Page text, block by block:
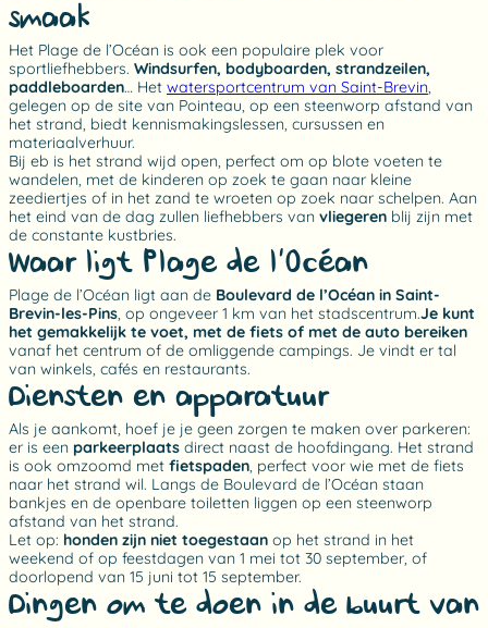
smaak
Het Plage de l’Océan is ook een populaire plek voor
sportliefhebbers. Windsurfen, bodyboarden, strandzeilen,
paddleboarden… Het watersportcentrum van Saint-Brevin,
gelegen op de site van Pointeau, op een steenworp afstand van
het strand, biedt kennismakingslessen, cursussen en
materiaalverhuur.
Bij eb is het strand wijd open, perfect om op blote voeten te
wandelen, met de kinderen op zoek te gaan naar kleine
zeediertjes of in het zand te wroeten op zoek naar schelpen. Aan
het eind van de dag zullen liefhebbers van vliegeren blij zijn met
de constante kustbries.
Waar ligt Plage de l’Océan?
Plage de l’Océan ligt aan de Boulevard de l’Océan in Saint-
Brevin-les-Pins, op ongeveer 1 km van het stadscentrum.Je kunt
het gemakkelijk te voet, met de fiets of met de auto bereiken
vanaf het centrum of de omliggende campings. Je vindt er tal
van winkels, cafés en restaurants.
Diensten en apparatuur
Als je aankomt, hoef je je geen zorgen te maken over parkeren:
er is een parkeerplaats direct naast de hoofdingang. Het strand
is ook omzoomd met fietspaden, perfect voor wie met de fiets
naar het strand wil. Langs de Boulevard de l’Océan staan
bankjes en de openbare toiletten liggen op een steenworp
afstand van het strand.
Let op: honden zijn niet toegestaan op het strand in het
weekend of op feestdagen van 1 mei tot 30 september, of
doorlopend van 15 juni tot 15 september.
Dingen om te doen in de buurt van